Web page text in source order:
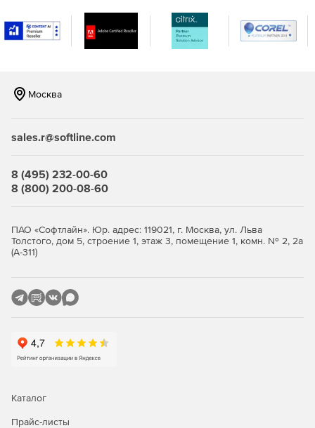
RMS помогает защищать информацию посредством
использования политик безопасности, которые
устанавливают следующие основные элементы:
Шифрование.
Москва
sales.r@softline.com
8 (495) 232-00-60
8 (800) 200-08-60
ПАО «Софтлайн». Юр. адрес: 119021, г. Москва, ул. Льва
Толстого, дом 5, строение 1, этаж 3, помещение 1, комн. № 2, 2а
(А-311)
Каталог
Прайс-листы